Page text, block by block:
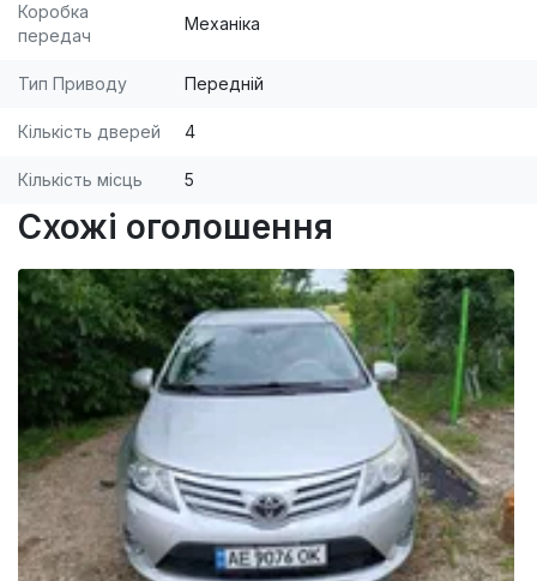
Коробка
передач
Механіка
Тип Приводу Передній
Кількість дверей 4
Кількість місць 5
Схожі оголошення